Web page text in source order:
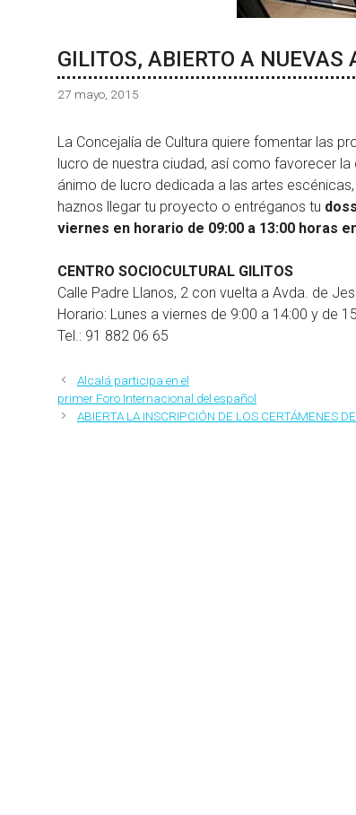
GILITOS, ABIERTO A NUEVAS
27 mayo, 2015
La Concejalía de Cultura quiere fomentar las
lucro de nuestra ciudad, así como favorecer
ánimo de lucro dedicada a las artes
haznos llegar tu proyecto o entréganos tu
viernes en horario de 09:00 a 13:00 horas
CENTRO SOCIOCULTURAL GILITOS
Calle Padre Llanos, 2 con vuelta a Avda. de
Horario: Lunes a viernes de 9:00 a 14:00 y de
Tel.: 91 882 06 65
Alcalá participa en el
primer Foro Internacional del español
ABIERTA LA INSCRIPCIÓN DE LOS CERTÁMENES